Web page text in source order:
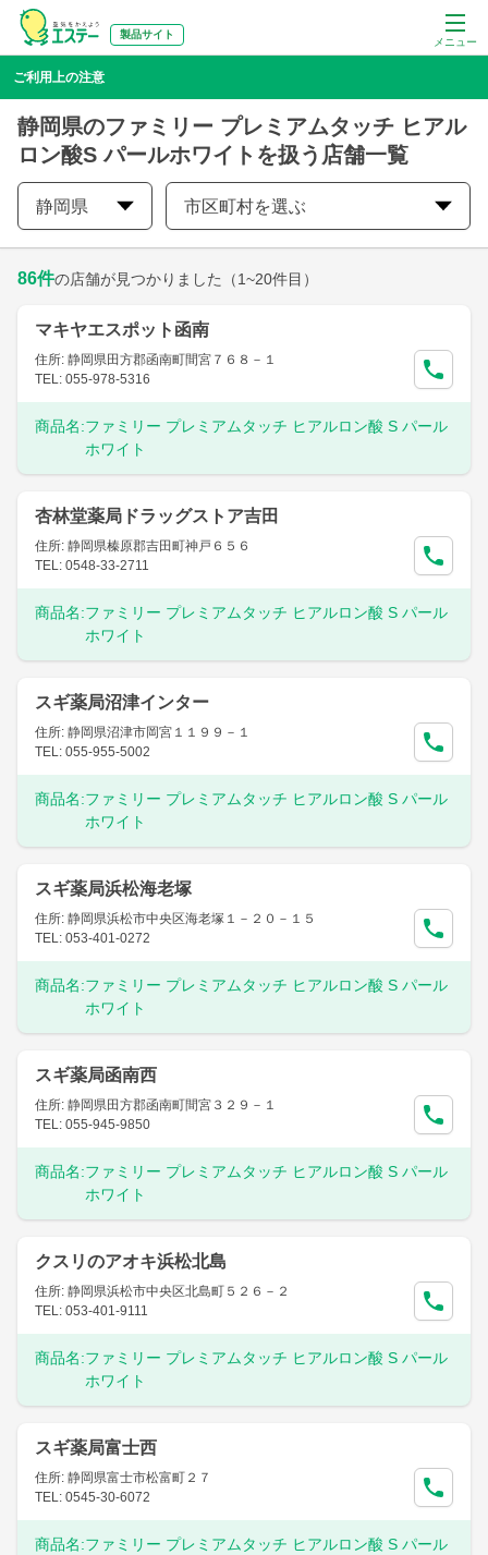
メニュー
製品サイト
ご利用上の注意
静岡県のファミリー プレミアムタッチ ヒアル
ロン酸S パールホワイトを扱う店舗一覧
静岡県 市区町村を選ぶ
86件の店舗が見つかりました （1~20件目）
マキヤエスポット函南
住所: 静岡県田方郡函南町間宮７６８－１
TEL: 055-978-5316
商品名:ファミリー プレミアムタッチ ヒアルロン酸 S パール
ホワイト
杏林堂薬局ドラッグストア吉田
住所: 静岡県榛原郡吉田町神戸６５６
TEL: 0548-33-2711
商品名:ファミリー プレミアムタッチ ヒアルロン酸 S パール
ホワイト
スギ薬局沼津インター
住所: 静岡県沼津市岡宮１１９９－１
TEL: 055-955-5002
商品名:ファミリー プレミアムタッチ ヒアルロン酸 S パール
ホワイト
スギ薬局浜松海老塚
住所: 静岡県浜松市中央区海老塚１－２０－１５
TEL: 053-401-0272
商品名:ファミリー プレミアムタッチ ヒアルロン酸 S パール
ホワイト
スギ薬局函南西
住所: 静岡県田方郡函南町間宮３２９－１
TEL: 055-945-9850
商品名:ファミリー プレミアムタッチ ヒアルロン酸 S パール
ホワイト
クスリのアオキ浜松北島
住所: 静岡県浜松市中央区北島町５２６－２
TEL: 053-401-9111
商品名:ファミリー プレミアムタッチ ヒアルロン酸 S パール
ホワイト
スギ薬局富士西
住所: 静岡県富士市松富町２７
TEL: 0545-30-6072
商品名:ファミリー プレミアムタッチ ヒアルロン酸 S パール